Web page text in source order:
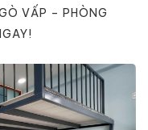
VẤP – PHÒNG